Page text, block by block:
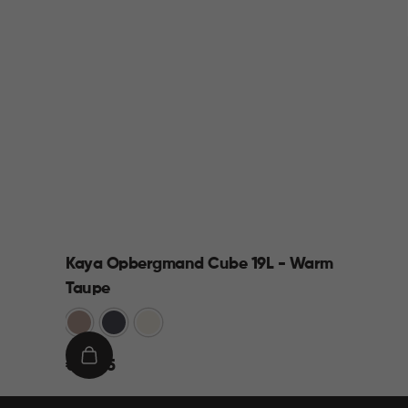
Kaya Opbergmand Cube 19L - Warm
Taupe
Warm
Taupe
Antraciet
€€ 12,95
IN